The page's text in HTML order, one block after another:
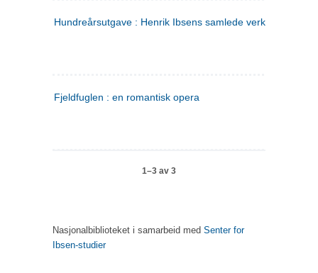
Hundreårsutgave : Henrik Ibsens samlede verker. 3
Fjeldfuglen : en romantisk opera
1–3 av 3
Nasjonalbiblioteket i samarbeid med Senter for
Ibsen-studier